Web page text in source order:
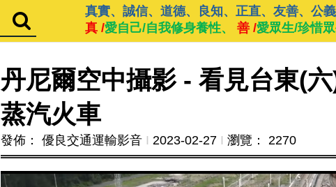
真實、誠信、道德、良知、正直、友善、公
真 /愛自己/自我修身養性、 善 /愛眾生/珍惜眾
丹尼爾空中攝影 - 看見台東(
蒸汽火車
發佈： 優良交通運輸影音 Ι 2023-02-27 Ι 瀏覽： 2270